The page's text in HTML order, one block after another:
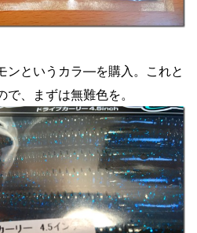
ンというカラ―を購入。これと
、まずは無難色を。